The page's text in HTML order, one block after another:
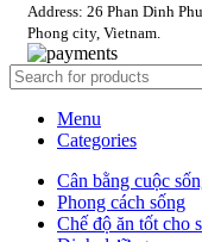
Address: 26 Phan Dinh
Phong city, Vietnam.
Menu
Categories
Cân bằng cuộc
Phong cách sống
Chế độ ăn tốt cho